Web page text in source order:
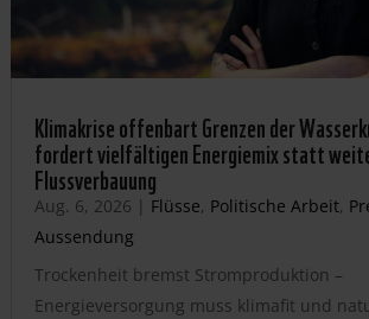
Klimakrise offenbart Grenzen der
fordert vielfältigen Energiemix statt
Flussverbauung
Aug. 6, 2026 | Flüsse, Politische Arbeit,
Aussendung
Trockenheit bremst Stromproduktion –
Energieversorgung muss klimafit und